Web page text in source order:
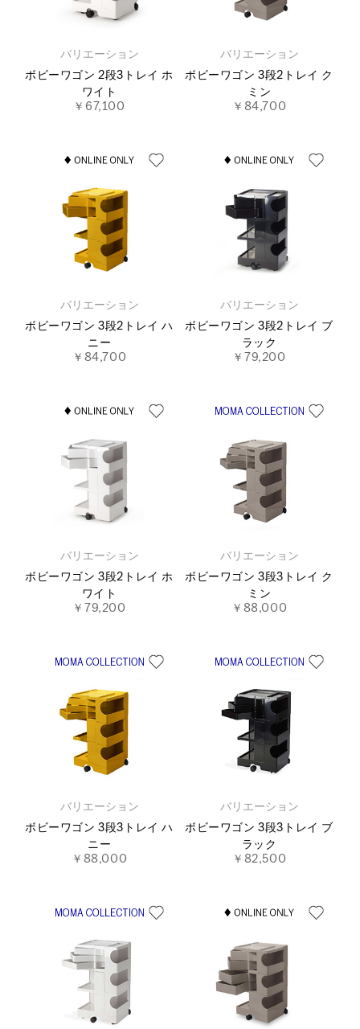
バリエーション
ボビーワゴン 2段3トレイ ホ
ワイト
￥67,100
バリエーション
ボビーワゴン 3段2トレイ ク
ミン
￥84,700
バリエーション
ボビーワゴン 3段2トレイ ハ
ニー
￥84,700
バリエーション
ボビーワゴン 3段2トレイ ブ
ラック
￥79,200
バリエーション
ボビーワゴン 3段2トレイ ホ
ワイト
￥79,200
バリエーション
ボビーワゴン 3段3トレイ ク
ミン
￥88,000
バリエーション
ボビーワゴン 3段3トレイ ハ
ニー
￥88,000
バリエーション
ボビーワゴン 3段3トレイ ブ
ラック
￥82,500